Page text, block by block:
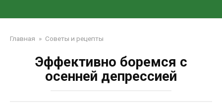
Главная » Советы и рецепты
Эффективно боремся с
осенней депрессией